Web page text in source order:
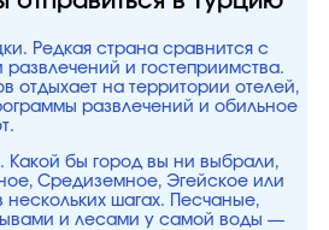
Редкая страна сравнится с
развлечений и гостеприимства.
отдыхает на территории отелей,
развлечений и обильное
Какой бы город вы ни выбрали,
Средиземное, Эгейское или
шагах. Песчаные,
и лесами у самой воды —